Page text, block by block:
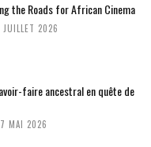
the Roads for African Cinema
JUILLET 2026
faire ancestral en quête de
MAI 2026